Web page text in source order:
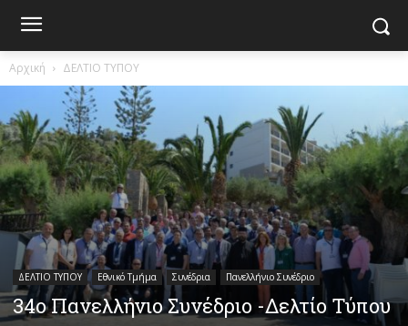
Αρχική ΔΕΛΤΙΟ ΤΥΠΟΥ
ΔΕΛΤΙΟ ΤΥΠΟΥ Εθνικό Τμήμα Συνέδρια Πανελλήνιο Συνέδριο
34ο Πανελλήνιο Συνέδριο -Δελτίο Τύπου